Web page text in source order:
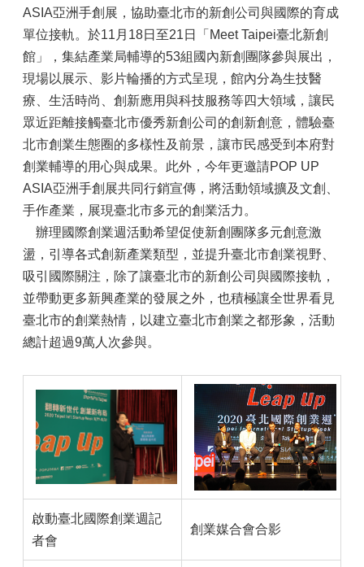
ASIA亞洲手創展，協助臺北市的新創公司與國際的育成
單位接軌。於11月18日至21日「Meet Taipei臺北新創
館」，集結產業局輔導的53組國內新創團隊參與展出，
現場以展示、影片輪播的方式呈現，館內分為生技醫
療、生活時尚、創新應用與科技服務等四大領域，讓民
眾近距離接觸臺北市優秀新創公司的創新創意，體驗臺
北市創業生態圈的多樣性及前景，讓市民感受到本府對
創業輔導的用心與成果。此外，今年更邀請POP UP
ASIA亞洲手創展共同行銷宣傳，將活動領域擴及文創、
手作產業，展現臺北市多元的創業活力。
辦理國際創業週活動希望促使新創團隊多元創意激
盪，引導各式創新產業類型，並提升臺北市創業視野、
吸引國際關注，除了讓臺北市的新創公司與國際接軌，
並帶動更多新興產業的發展之外，也積極讓全世界看見
臺北市的創業熱情，以建立臺北市創業之都形象，活動
總計超過9萬人次參與。
啟動臺北國際創業週記
者會
創業媒合會合影